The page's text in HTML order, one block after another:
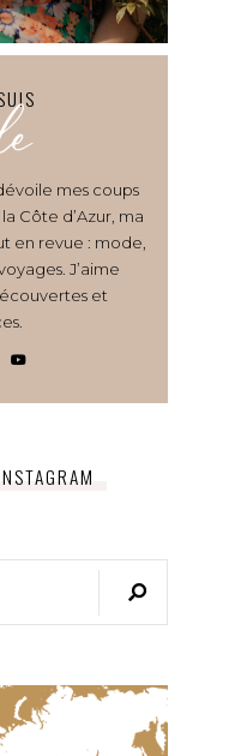
mes coups
Côte d’Azur, ma
en revue : mode,
J’aime
et